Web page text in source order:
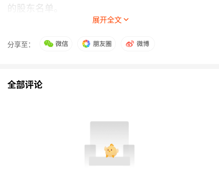
的股东名单。
金成立时的投资范围有关。”中泰证券
范围包括中证A500指数成分股中符合条件的大型
上市公司A+H股，标的公司应当公司治理良好、经
好，与保险资金长期投资需求相适应。
“险资系”私募基金投资要优先确保收益的确定性
和现金流的稳定性。天职国际金融业咨询合伙人周
展开全文
分享至：
全部评论